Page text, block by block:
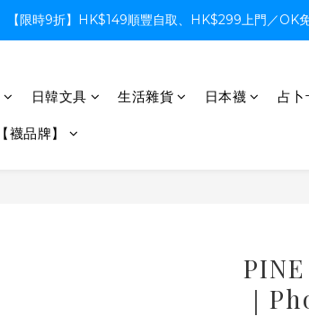
【限時9折】HK$149順豐自取、HK$299上門／OK
【限時9折】HK$149順豐自取、HK$299上門／OK
【限時9折】HK$149順豐自取、HK$299上門／OK
日韓文具 生活雜貨 日本襪 占卜
【襪品牌】
｜